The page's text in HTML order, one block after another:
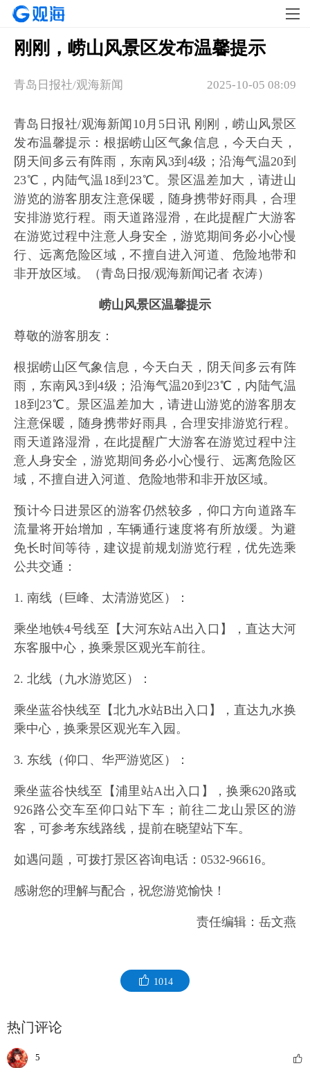
刚刚，崂山风景区发布温馨提示
2025-10-05 08:09
青岛日报社/观海新闻
青岛日报社/观海新闻10月5日讯 刚刚，崂山风景区
发布温馨提示：根据崂山区气象信息，今天白天，
阴天间多云有阵雨，东南风3到4级；沿海气温20到
23℃，内陆气温18到23℃。景区温差加大，请进山
游览的游客朋友注意保暖，随身携带好雨具，合理
安排游览行程。雨天道路湿滑，在此提醒广大游客
在游览过程中注意人身安全，游览期间务必小心慢
行、远离危险区域，不擅自进入河道、危险地带和
非开放区域。（青岛日报/观海新闻记者 衣涛）
崂山风景区温馨提示
尊敬的游客朋友：
根据崂山区气象信息，今天白天，阴天间多云有阵
雨，东南风3到4级；沿海气温20到23℃ ，内陆气温
18到23℃。景区温差加大，请进山游览的游客朋友
注意保暖，随身携带好雨具，合理安排游览行程。
雨天道路湿滑，在此提醒广大游客在游览过程中注
意人身安全，游览期间务必小心慢行、远离危险区
域，不擅自进入河道、危险地带和非开放区域。
预计今日进景区的游客仍然较多，仰口方向道路车
流量将开始增加，车辆通行速度将有所放缓。为避
免长时间等待，建议提前规划游览行程，优先选乘
公共交通：
1. 南线（巨峰、太清游览区）：
乘坐地铁4号线至【大河东站A出入口】，直达大河
东客服中心，换乘景区观光车前往。
2. 北线（九水游览区）：
乘坐蓝谷快线至【北九水站B出入口】，直达九水换
乘中心，换乘景区观光车入园。
3. 东线（仰口、华严游览区）：
乘坐蓝谷快线至【浦里站A出入口】，换乘620路或
926路公交车至仰口站下车；前往二龙山景区的游
客，可参考东线路线，提前在晓望站下车。
如遇问题，可拨打景区咨询电话：0532-96616。
感谢您的理解与配合，祝您游览愉快！
责任编辑：岳文燕
1014
热门评论
5